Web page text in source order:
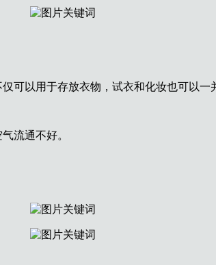
可以用于存放衣物，试衣和化妆也可以一
流通不好。